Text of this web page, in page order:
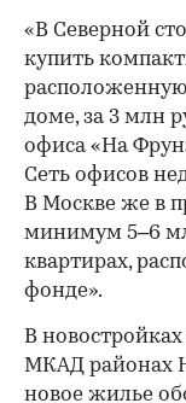
«В Северной
купить
доме, за 3 млн
офиса «На
Сеть офисов
В Москве же в
минимум 5–6
квартирах,
фонде».
В
МКАД районах
новое жилье